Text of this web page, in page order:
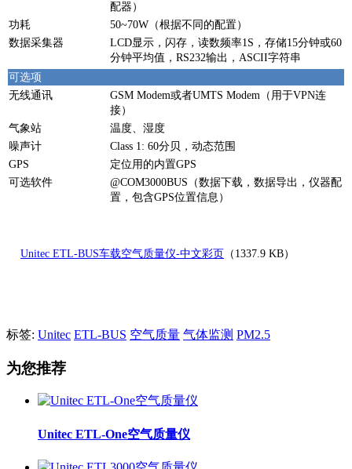
配器）
功耗
50~70W（根据不同的配置）
数据采集器
LCD显示，闪存，读数频率1S，存储15分钟或60
分钟平均值，RS232输出，ASCII字符串
可选项
无线通讯
GSM Modem或者UMTS Modem（用于VPN连
接）
气象站
温度、湿度
噪声计
Class 1: 60分贝，动态范围
GPS
定位用的内置GPS
可选软件
@COM3000BUS（数据下载，数据导出，仪器配
置，包含GPS位置信息）
Unitec ETL-BUS车载空气质量仪-中文彩页 （ 1337.9 KB）
标签: Unitec ETL-BUS 空气质量 气体监测 PM2.5
为您推荐
Unitec ETL-One空气质量仪